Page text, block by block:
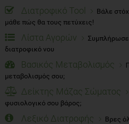
Διατροφικό Tool
Βάλε
μάθε πώς θα τους πετύχεις!
Λίστα Αγορών
Συμπλήρωσε
διατροφικό νου
Βασικός Μεταβολισμός
μεταβολισμός σου;
Δείκτης Μάζας Σώματος
φυσιολογικό σου βάρος;
Λεξικό Διατροφής
Βρες